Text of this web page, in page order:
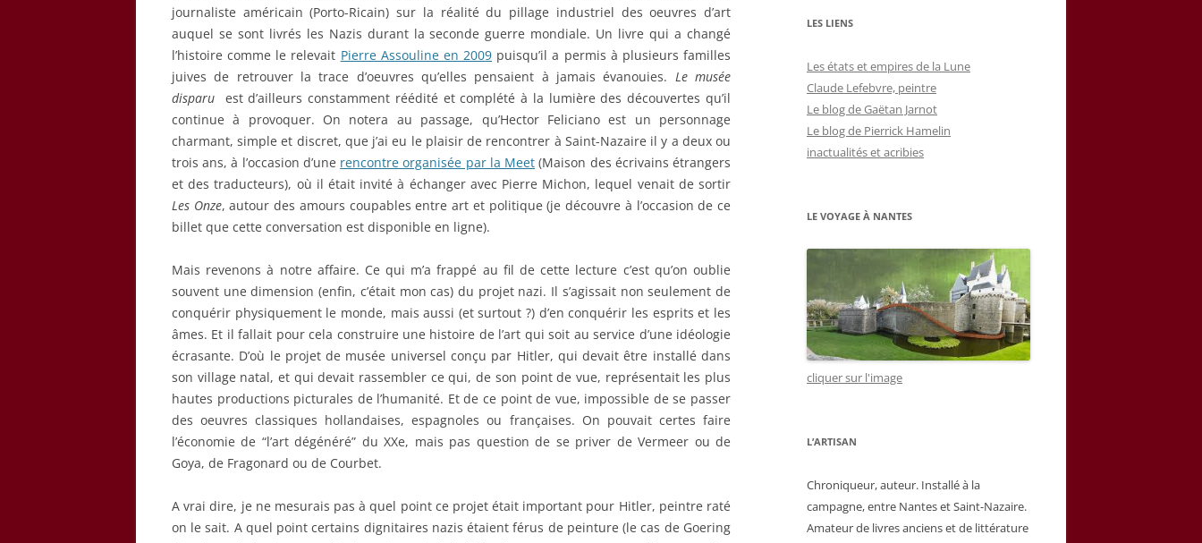
journaliste américain (Porto-Ricain) sur la réalité du pillage industriel des oeuvres d’art
auquel se sont livrés les Nazis durant la seconde guerre mondiale. Un livre qui a changé
l’histoire comme le relevait Pierre Assouline en 2009 puisqu’il a permis à plusieurs familles
juives de retrouver la trace d’oeuvres qu’elles pensaient à jamais évanouies. Le musée
disparu
est d’ailleurs constamment réédité et complété à la lumière des découvertes qu’il
continue à provoquer. On notera au passage, qu’Hector Feliciano est un personnage
charmant, simple et discret, que j’ai eu le plaisir de rencontrer à Saint-Nazaire il y a deux ou
trois ans, à l’occasion d’une rencontre organisée par la Meet (Maison des écrivains étrangers
et des traducteurs), où il était invité à échanger avec Pierre Michon, lequel venait de sortir
Les Onze, autour des amours coupables entre art et politique (je découvre à l’occasion de ce
billet que cette conversation est disponible en ligne).
Mais revenons à notre affaire. Ce qui m’a frappé au fil de cette lecture c’est qu’on oublie
souvent une dimension (enfin, c’était mon cas) du projet nazi. Il s’agissait non seulement de
conquérir physiquement le monde, mais aussi (et surtout ?) d’en conquérir les esprits et les
âmes. Et il fallait pour cela construire une histoire de l’art qui soit au service d’une idéologie
écrasante. D’où le projet de musée universel conçu par Hitler, qui devait être installé dans
son village natal, et qui devait rassembler ce qui, de son point de vue, représentait les plus
hautes productions picturales de l’humanité. Et de ce point de vue, impossible de se passer
des oeuvres classiques hollandaises, espagnoles ou françaises. On pouvait certes faire
l’économie de “l’art dégénéré” du XXe, mais pas question de se priver de Vermeer ou de
Goya, de Fragonard ou de Courbet.
A vrai dire, je ne mesurais pas à quel point ce projet était important pour Hitler, peintre raté
on le sait. A quel point certains dignitaires nazis étaient férus de peinture (le cas de Goering
LES LIENS
Les états et empires de la Lune
Claude Lefebvre, peintre
Le blog de Gaëtan Jarnot
Le blog de Pierrick Hamelin
inactualités et acribies
LE VOYAGE À NANTES
cliquer sur l'image
L’ARTISAN
Chroniqueur, auteur. Installé à la
campagne, entre Nantes et Saint-Nazaire.
Amateur de livres anciens et de littérature